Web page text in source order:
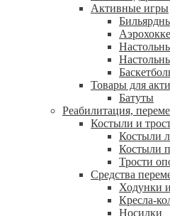
Активные игры
Товары для
Батуты
Реабилитация,
Костыли и
Костыли
Костыли
Трости
Средства
Ходунки
Кресла-
Носилки